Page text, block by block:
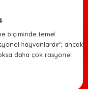
biçiminde temel
hayvanlardır’; ancak
daha çok rasyonel